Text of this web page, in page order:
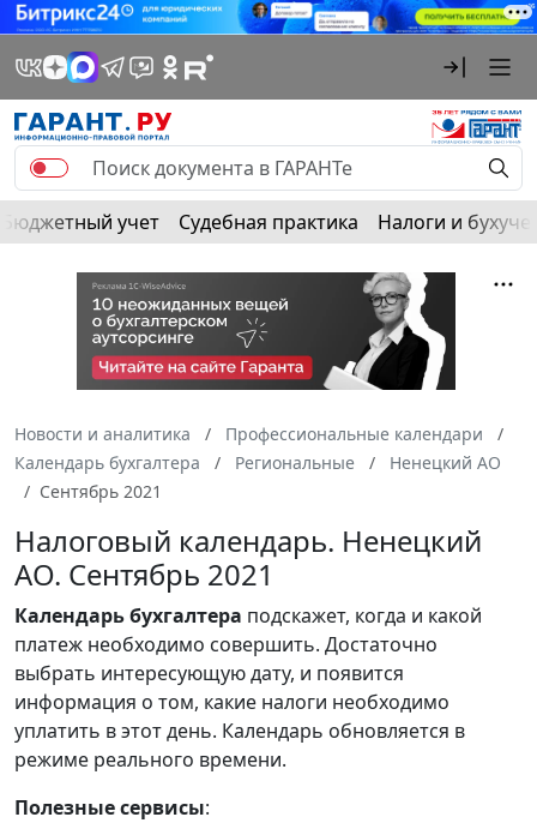
Бюджетный учет Судебная практика Налоги и
Новости и аналитика
Профессиональные календари
Календарь бухгалтера
Региональные
Ненецкий АО
Сентябрь 2021
Налоговый календарь. Ненецкий
АО. Сентябрь 2021
Календарьбухгалтера подскажет, когда и какой
платеж необходимо совершить. Достаточно
выбрать интересующую дату, и появится
информация о том, какие налоги необходимо
уплатить в этот день. Календарь обновляется в
режиме реального времени.
Полезные сервисы: